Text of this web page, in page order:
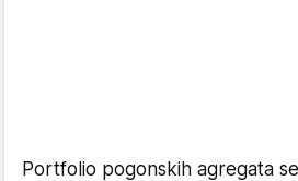
Portfolio pogonskih agregata